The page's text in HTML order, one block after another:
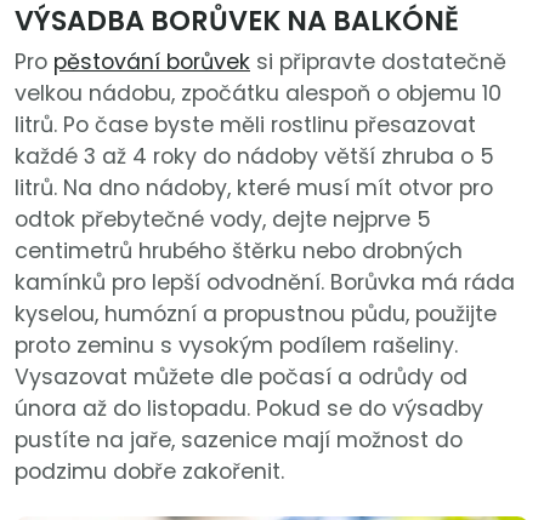
VÝSADBA BORŮVEK NA BALKÓNĚ
Pro pěstování borůvek si připravte dostatečně
velkou nádobu, zpočátku alespoň o objemu 10
litrů. Po čase byste měli rostlinu přesazovat
každé 3 až 4 roky do nádoby větší zhruba o 5
litrů. Na dno nádoby, které musí mít otvor pro
odtok přebytečné vody, dejte nejprve 5
centimetrů hrubého štěrku nebo drobných
kamínků pro lepší odvodnění. Borůvka má ráda
kyselou, humózní a propustnou půdu, použijte
proto zeminu s vysokým podílem rašeliny.
Vysazovat můžete dle počasí a odrůdy od
února až do listopadu. Pokud se do výsadby
pustíte na jaře, sazenice mají možnost do
podzimu dobře zakořenit.